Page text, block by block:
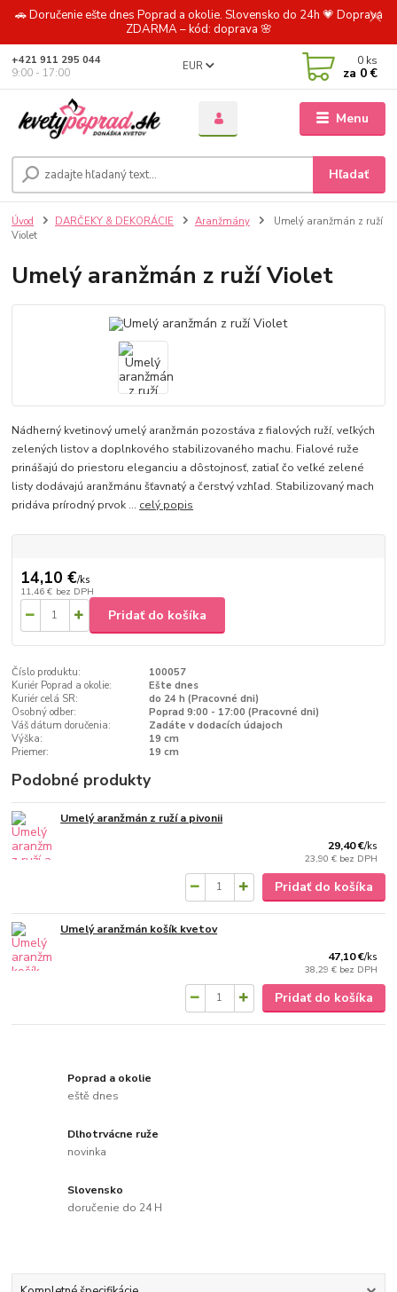
🚗 Doručenie ešte dnes Poprad a okolie. Slovensko do 24h 💗 Doprava
ZDARMA – kód: doprava 🌸
Menu
EUR
Hľadať
+421 911 295 044
9:00 - 17:00
0 ks
za 0 €
Úvod DARČEKY & DEKORÁCIE Aranžmány
Umelý aranžmán z ruží
Violet
Umelý aranžmán z ruží Violet
Nádherný kvetinový umelý aranžmán pozostáva z fialových ruží, veľkých
zelených listov a doplnkového stabilizovaného machu. Fialové ruže
prinášajú do priestoru eleganciu a dôstojnosť, zatiaľ čo veľké zelené
listy dodávajú aranžmánu šťavnatý a čerstvý vzhľad. Stabilizovaný mach
pridáva prírodný prvok ... celý popis
14,10 €/ks
11,46 € bez DPH
Pridať do košíka
Číslo produktu:
100057
Kuriér Poprad a okolie:
Ešte dnes
Kuriér celá SR:
do 24 h (Pracovné dni)
Osobný odber:
Poprad 9:00 - 17:00 (Pracovné dni)
Váš dátum doručenia:
Zadáte v dodacích údajoch
Výška:
19 cm
Priemer:
19 cm
Podobné produkty
Umelý aranžmán z ruží a pivonii
29,40 €/ks
23,90 € bez DPH
Pridať do košíka
Umelý aranžmán košík kvetov
47,10 €/ks
38,29 € bez DPH
Pridať do košíka
Poprad a okolie
eště dnes
Dlhotrvácne ruže
novinka
Slovensko
doručenie do 24 H